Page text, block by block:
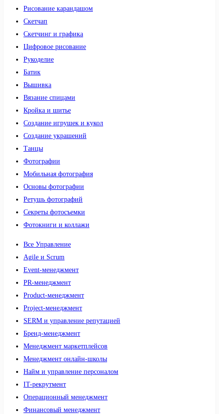
Рисование карандашом
Скетчап
Скетчинг и графика
Цифровое рисование
Рукоделие
Батик
Вышивка
Вязание спицами
Кройка и шитье
Создание игрушек и кукол
Создание украшений
Танцы
Фотографии
Мобильная фотография
Основы фотографии
Ретушь фотографий
Секреты фотосъемки
Фотокниги и коллажи
Все Управление
Agile и Scrum
Event-менеджмент
PR-менеджмент
Product-менеджмент
Project-менеджмент
SERM и управление репутацией
Бренд-менеджмент
Менеджмент маркетплейсов
Менеджмент онлайн-школы
Найм и управление персоналом
IT-рекрутмент
Операционный менеджмент
Финансовый менеджмент